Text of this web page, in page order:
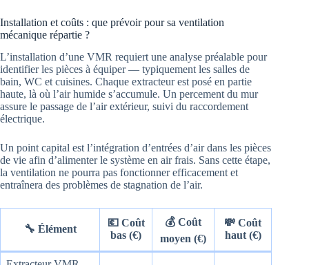
Installation et coûts : que prévoir pour sa ventilation
mécanique répartie ?
L’installation d’une VMR requiert une analyse préalable pour
identifier les pièces à équiper — typiquement les salles de
bain, WC et cuisines. Chaque extracteur est posé en partie
haute, là où l’air humide s’accumule. Un percement du mur
assure le passage de l’air extérieur, suivi du raccordement
électrique.
Un point capital est l’intégration d’entrées d’air dans les pièces
de vie afin d’alimenter le système en air frais. Sans cette étape,
la ventilation ne pourra pas fonctionner efficacement et
entraînera des problèmes de stagnation de l’air.
🔧 Élément
💶 Coût
bas (€)
💰 Coût
moyen (€)
💸 Coût
haut (€)